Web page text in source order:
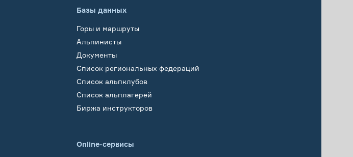
Базы данных
Горы и маршруты
Альпинисты
Документы
Список региональных федераций
Список альпклубов
Список альплагерей
Биржа инструкторов
Online-сервисы